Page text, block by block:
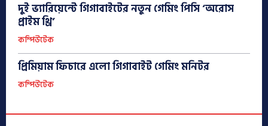
দুই ভ্যারিয়েন্টে গিগাবাইটের নতুন গেমিং পিসি ‘অরোস
প্রাইম থ্রি’
কম্পিউটেক
প্রিমিয়াম ফিচারে এলো গিগাবাইট গেমিং মনিটর
কম্পিউটেক